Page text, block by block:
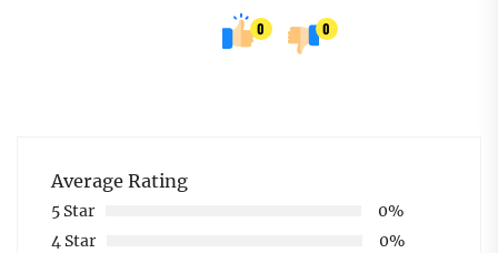
0 0
Average Rating
5 Star
0%
4 Star
0%